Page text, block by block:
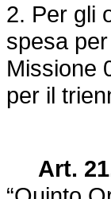
2. Per gli
spesa
Missione
per il
Art.